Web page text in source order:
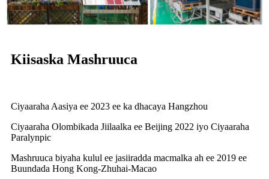
Kiisaska Mashruuca
Ciyaaraha Aasiya ee 2023 ee ka dhacaya Hangzhou
Ciyaaraha Olombikada Jiilaalka ee Beijing 2022 iyo Ciyaaraha
Paralynpic
Mashruuca biyaha kulul ee jasiiradda macmalka ah ee 2019 ee
Buundada Hong Kong-Zhuhai-Macao